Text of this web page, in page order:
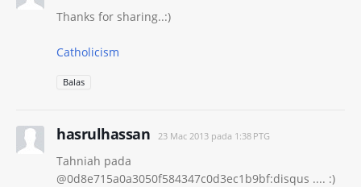
Thanks for sharing..:)
Catholicism
Balas
hasrulhassan 23 Mac 2013 pada 1:38 PTG
Tahniah pada
@0d8e715a0a3050f584347c0d3ec1b9bf:disqus .... :)